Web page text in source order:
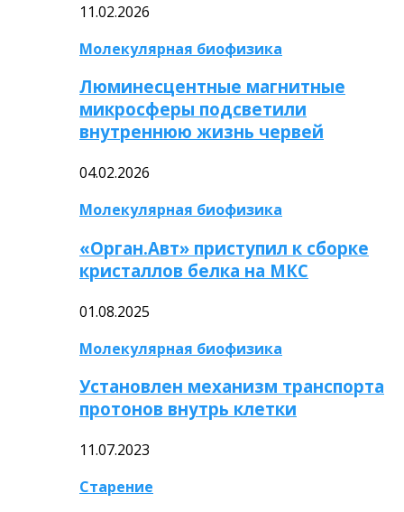
11.02.2026
Молекулярная биофизика
Люминесцентные магнитные
микросферы подсветили
внутреннюю жизнь червей
04.02.2026
Молекулярная биофизика
«Орган.Авт» приступил к сборке
кристаллов белка на МКС
01.08.2025
Молекулярная биофизика
Установлен механизм транспорта
протонов внутрь клетки
11.07.2023
Старение